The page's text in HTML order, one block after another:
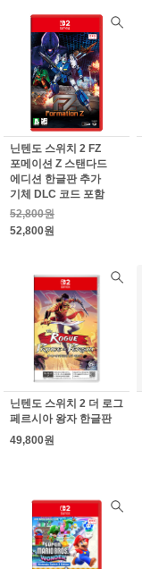
닌텐도 스위치 2 FZ
포메이션 Z 스탠다드
에디션 한글판 추가
기체 DLC 코드 포함
52,800원
52,800원
닌텐도 스위치 2 더 로그
페르시아 왕자 한글판
49,800원